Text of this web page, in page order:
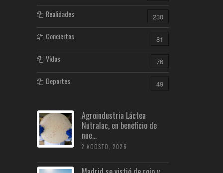
Realidades 230
Conciertos 81
Vidas 76
Deportes 49
Agroindustria Láctea
Nutralac, en beneficio de
nue...
2 AGOSTO, 2026